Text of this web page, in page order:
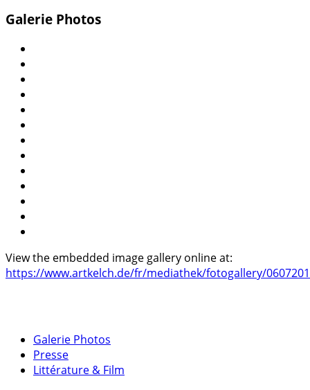
Galerie Photos
View the embedded image gallery online at:
https://www.artkelch.de/fr/mediathek/fotogallery/
Galerie Photos
Presse
Littérature & Film